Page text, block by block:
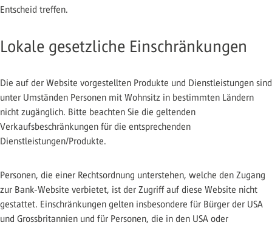
Entscheid treffen.
Lokale gesetzliche Einschränkungen
Die auf der Website vorgestellten Produkte und Dienstleistungen sind
unter Umständen Personen mit Wohnsitz in bestimmten Ländern
nicht zugänglich. Bitte beachten Sie die geltenden
Verkaufsbeschränkungen für die entsprechenden
Dienstleistungen/Produkte.
Personen, die einer Rechtsordnung unterstehen, welche den Zugang
zur Bank-Website verbietet, ist der Zugriff auf diese Website nicht
gestattet. Einschränkungen gelten insbesondere für Bürger der USA
und Grossbritannien und für Personen, die in den USA oder